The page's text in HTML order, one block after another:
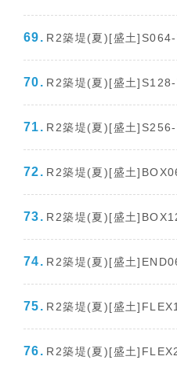
R2築堤(夏)[盛土
R2築堤(夏)[盛土
R2築堤(夏)[盛土
R2築堤(夏)[盛土
R2築堤(夏)[盛土
R2築堤(夏)[盛土
R2築堤(夏)[盛土
R2築堤(夏)[盛土